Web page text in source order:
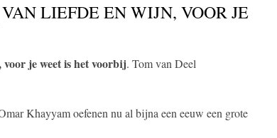
LIEFDE EN WIJN, VOOR JE
je weet is het voorbij. Tom van Deel
Khayyam oefenen nu al bijna een eeuw een grote